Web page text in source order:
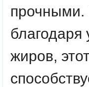
прочными.
жиров,